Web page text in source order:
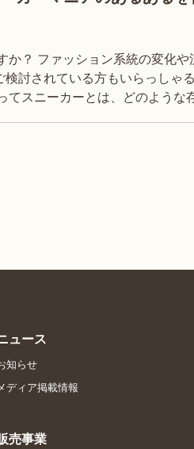
討されている方もいらっしゃ
てスニーカーとは、どのような
ュース
知らせ
ディア掲載情報
売事業